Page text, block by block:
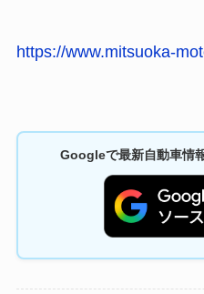
https://www.mitsuoka-
Googleで最新自動車情